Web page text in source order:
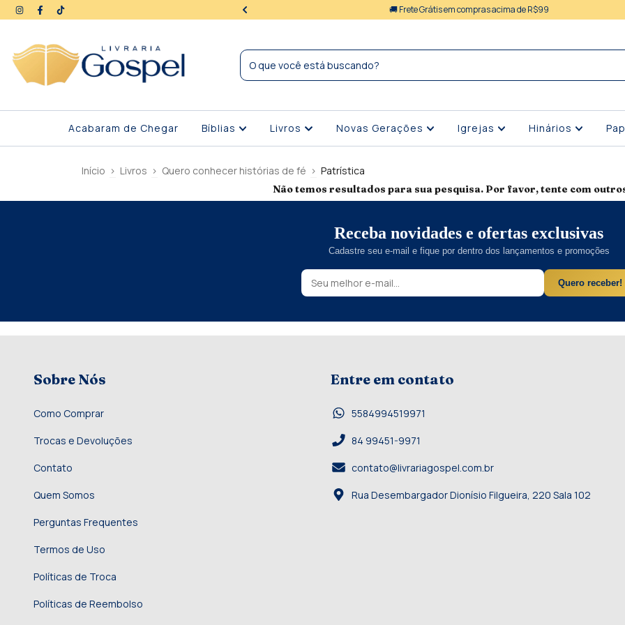
| Seus dados protegidos 🚚 Frete Grátis em compras acima de R$99
Acabaram de Chegar Bíblias Livros Novas Gerações Igrejas Hinários
Início > Livros > Quero conhecer histórias de fé > Patrística
Não temos resultados para sua pesquisa. Por favor, tente com
Receba novidades e ofertas exclusivas
Cadastre seu e-mail e fique por dentro dos lançamentos e promoções
Quero receber!
Sobre Nós
Como Comprar
Trocas e Devoluções
Contato
Quem Somos
Perguntas Frequentes
Termos de Uso
Políticas de Troca
Políticas de Reembolso
Entre em contato
5584994519971
84 99451-9971
contato@livrariagospel.com.br
Rua Desembargador Dionísio Filgueira, 220 Sala 102